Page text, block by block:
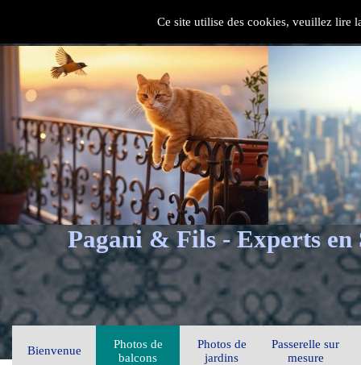
Ce site utilise des cookies, veuillez lire
Pagani & Fils - Experts en
Bienvenue
Photos de
balcons
Photos de
jardins
Passerelle sur
mesure